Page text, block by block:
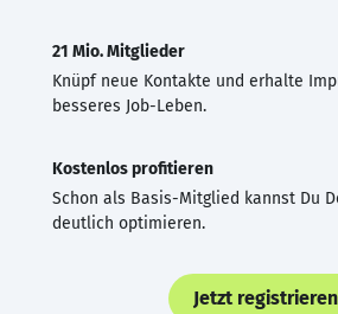
21 Mio. Mitglieder
Knüpf neue Kontakte und erhalte
besseres Job-Leben.
Kostenlos profitieren
Schon als Basis-Mitglied kannst Du
deutlich optimieren.
Jetzt registrieren